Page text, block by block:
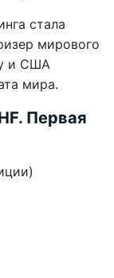
стала
мирового
и США
мира.
Первая